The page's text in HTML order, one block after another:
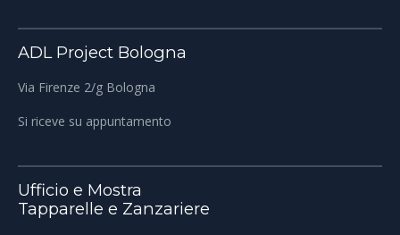
ADL Project Bologna
Via Firenze 2/g Bologna
Si riceve su appuntamento
Ufficio e Mostra
Tapparelle e Zanzariere